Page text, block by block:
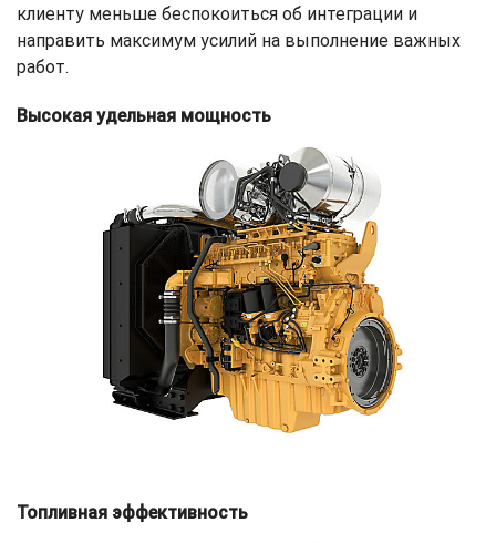
клиенту меньше беспокоиться об интеграции и
направить максимум усилий на выполнение важных
работ.
Высокая удельная мощность
Топливная эффективность